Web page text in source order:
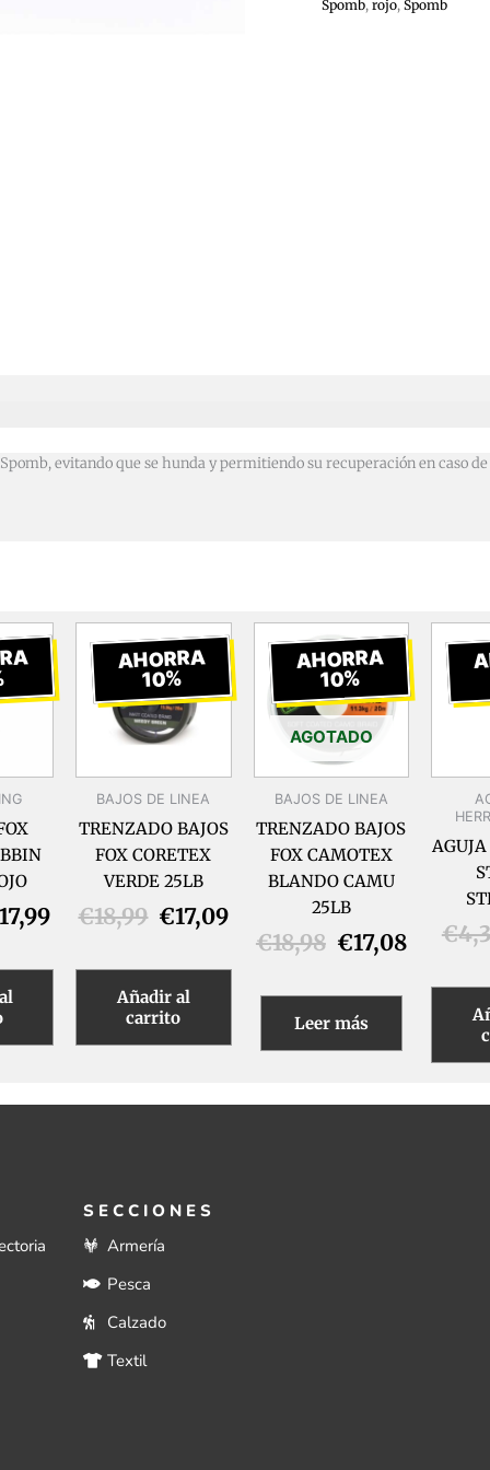
Spomb, rojo, Spomb
evitando que se hunda y permitiendo su recuperación en caso
17,99
El
precio
actual
es:
€17,99.
AHORRA
10%
BAJOS DE LINEA
TRENZADO BAJOS
FOX CORETEX
VERDE 25LB
€18,99
El
precio
original
era:
€18,99.
€17,09
El
precio
actual
es:
€17,09.
Añadir al
carrito
AHORRA
10%
AGOTADO
BAJOS DE LINEA
TRENZADO BAJOS
FOX CAMOTEX
BLANDO CAMU
25LB
€18,98
El
precio
original
era:
€18,98.
€17,08
El
precio
actual
es:
Leer más
€
SECCIONES
Armería
Pesca
Calzado
Textil